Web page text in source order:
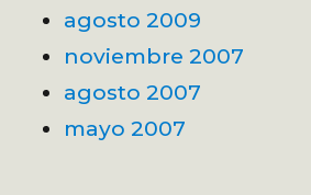
agosto 2009
noviembre 2007
agosto 2007
mayo 2007